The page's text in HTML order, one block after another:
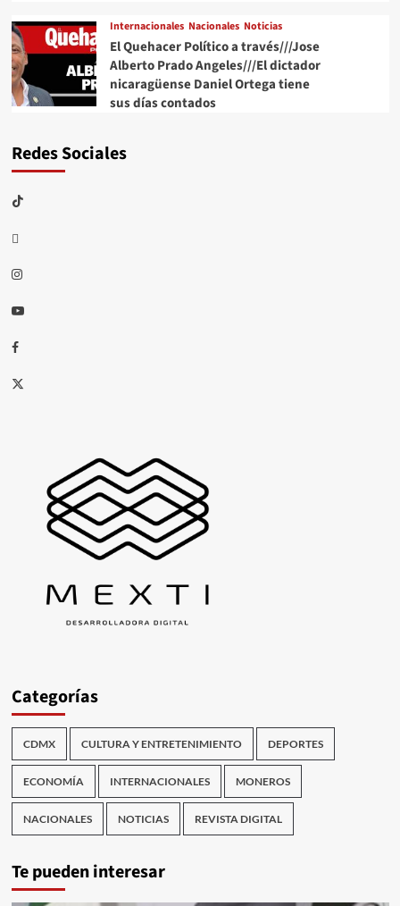
Internacionales Nacionales Noticias
El Quehacer Político a través///Jose
Alberto Prado Angeles///El dictador
nicaragüense Daniel Ortega tiene
sus días contados
Redes Sociales
TikTok
threads
Instagram
Youtube
Facebook
X
Categorías
CDMX CULTURA Y ENTRETENIMIENTO DEPORTES
ECONOMÍA INTERNACIONALES MONEROS
NACIONALES NOTICIAS REVISTA DIGITAL
Te pueden interesar